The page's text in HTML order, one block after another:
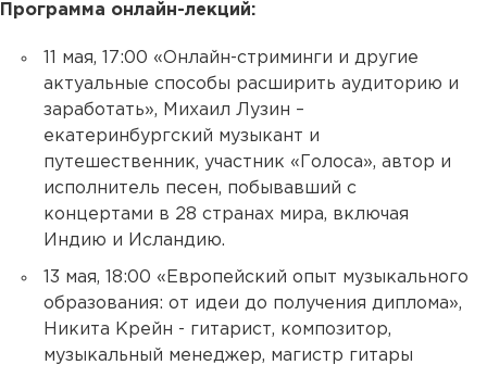
Программа онлайн-лекций:
11 мая, 17:00 «Онлайн-стриминги и другие
актуальные способы расширить аудиторию и
заработать», Михаил Лузин –
екатеринбургский музыкант и
путешественник, участник «Голоса», автор и
исполнитель песен, побывавший с
концертами в 28 странах мира, включая
Индию и Исландию.
13 мая, 18:00 «Европейский опыт музыкального
образования: от идеи до получения диплома»,
Никита Крейн - гитарист, композитор,
музыкальный менеджер, магистр гитары